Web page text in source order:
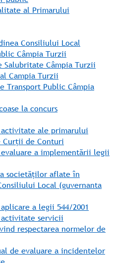
al Primarului
Consiliului Local
Câmpia Turzii
Salubritate Câmpia Turzii
Campia Turzii
Transport Public Câmpia
la concurs
activitate ale primarului
Curții de Conturi
evaluare a implementării legii
societăților aflate în
Local (guvernanta
a legii 544/2001
activitate servicii
respectarea normelor de
de evaluare a incidentelor